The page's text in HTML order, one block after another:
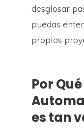
desglosar
puedas
propios
Por
es tan